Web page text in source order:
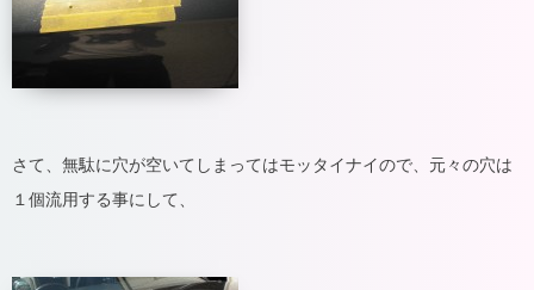
さて、無駄に穴が空いてしまってはモッタイナイので、元々の穴は
１個流用する事にして、